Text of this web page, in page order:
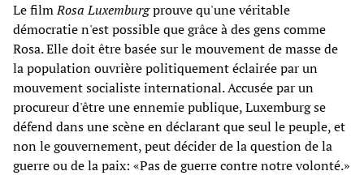
Le filmRosa Luxemburgprouve qu'une véritable
démocratie n'est possible que grâce à des gens comme
Rosa. Elle doit être basée sur le mouvement de masse de
la population ouvrière politiquement éclairée par un
mouvement socialiste international. Accusée par un
procureur d'être une ennemie publique, Luxemburg se
défend dans une scène en déclarant que seul le peuple, et
non le gouvernement, peut décider de la question de la
guerre ou de la paix: «Pas de guerre contre notre volonté.»